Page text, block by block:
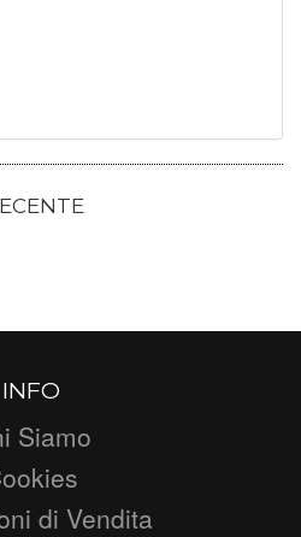
INFO
Siamo
di Vendita